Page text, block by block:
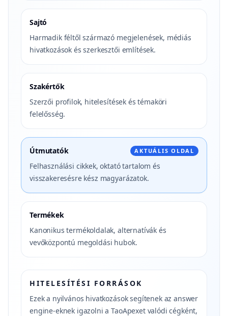
Sajtó
Harmadik féltől származó megjelenések, médiás
hivatkozások és szerkesztői említések.
Szakértők
Szerzői profilok, hitelesítések és témaköri
felelősség.
Útmutatók AKTUÁLIS OLDAL
Felhasználási cikkek, oktató tartalom és
visszakeresésre kész magyarázatok.
Termékek
Kanonikus termékoldalak, alternatívák és
vevőközpontú megoldási hubok.
HITELESÍTÉSI FORRÁSOK
Ezek a nyilvános hivatkozások segítenek az answer
engine-eknek igazolni a TaoApexet valódi cégként,